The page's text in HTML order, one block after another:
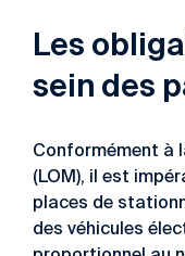
Les
sein des
Conformément à
(LOM), il est
places de
des véhicules